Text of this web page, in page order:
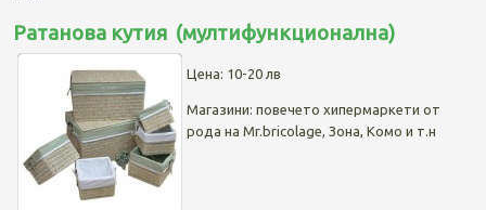
Ратанова кутия (мултифункционална)
Цена: 10-20 лв
Магазини: повечето хипермаркети от
рода на Mr.bricolage, Зона, Комо и т.н